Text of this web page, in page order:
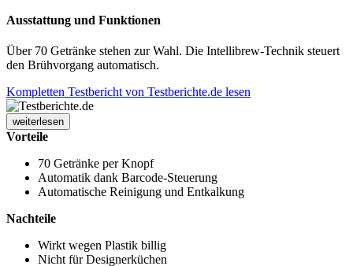
Ausstattung und Funktionen
Über 70 Getränke stehen zur Wahl. Die Intellibrew-Technik steuert
den Brühvorgang automatisch.
Kompletten Testbericht von Testberichte.de lesen
weiterlesen
Vorteile
70 Getränke per Knopf
Automatik dank Barcode-Steuerung
Automatische Reinigung und Entkalkung
Nachteile
Wirkt wegen Plastik billig
Nicht für Designerküchen